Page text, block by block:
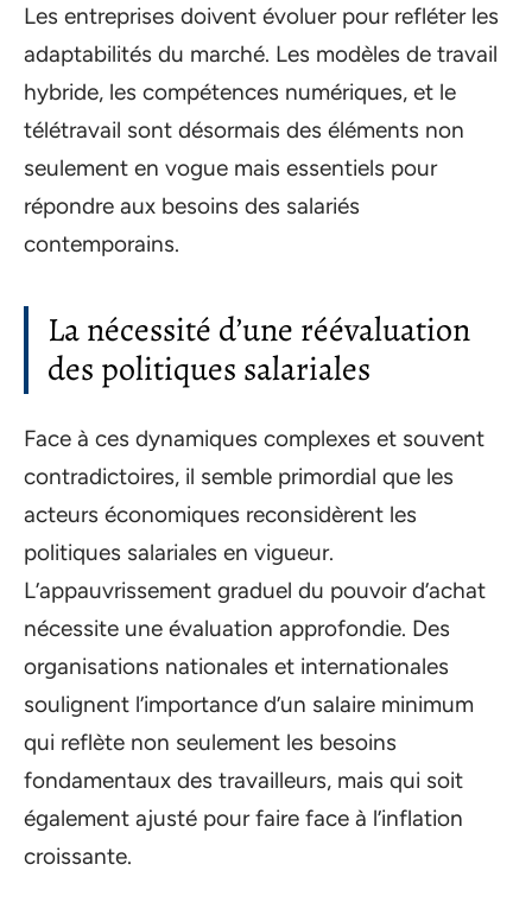
Les entreprises doivent évoluer pour refléter les
adaptabilités du marché. Les modèles de travail
hybride, les compétences numériques, et le
télétravail sont désormais des éléments non
seulement en vogue mais essentiels pour
répondre aux besoins des salariés
contemporains.
La nécessité d’une réévaluation
des politiques salariales
Face à ces dynamiques complexes et souvent
contradictoires, il semble primordial que les
acteurs économiques reconsidèrent les
politiques salariales en vigueur.
L’appauvrissement graduel du pouvoir d’achat
nécessite une évaluation approfondie. Des
organisations nationales et internationales
soulignent l’importance d’un salaire minimum
qui reflète non seulement les besoins
fondamentaux des travailleurs, mais qui soit
également ajusté pour faire face à l’inflation
croissante.